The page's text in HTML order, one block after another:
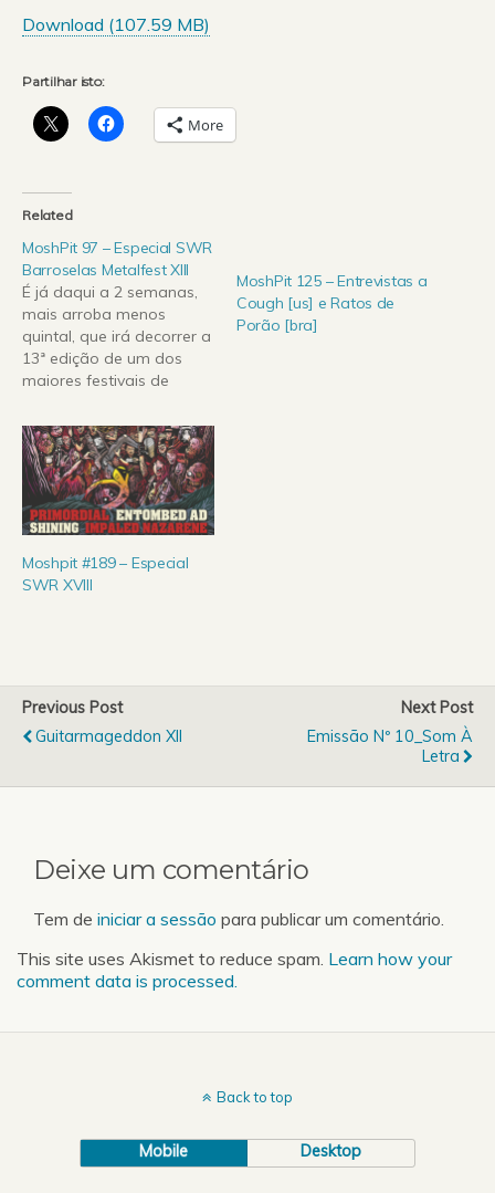
Download (107.59 MB)
Partilhar isto:
More
Related
MoshPit 97 – Especial SWR
Barroselas Metalfest XIII
É já daqui a 2 semanas,
mais arroba menos
quintal, que irá decorrer a
13ª edição de um dos
maiores festivais de
SWR Barroselas Metalfest
XIII conta com um cartaz
de peso, repleto de
nomes grandes e
interessantes do
panorama mundial no
metal, com bandas de…
MoshPit 125 – Entrevistas a
Cough [us] e Ratos de
Porão [bra]
Moshpit #189 – Especial
SWR XVIII
Previous Post
Guitarmageddon XII
Next Post
Emissão Nº 10_Som À
Letra
Deixe um comentário
Tem de iniciar a sessão para publicar um comentário.
This site uses Akismet to reduce spam. Learn how your
comment data is processed.
Back to top
Mobile Desktop